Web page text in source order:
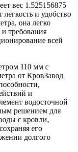
вес 1.525156875
и удобство
она легко
требования
всей
110 мм с
от КровЗавод
и
водосточной
решением для
с кровли,
его
долгого